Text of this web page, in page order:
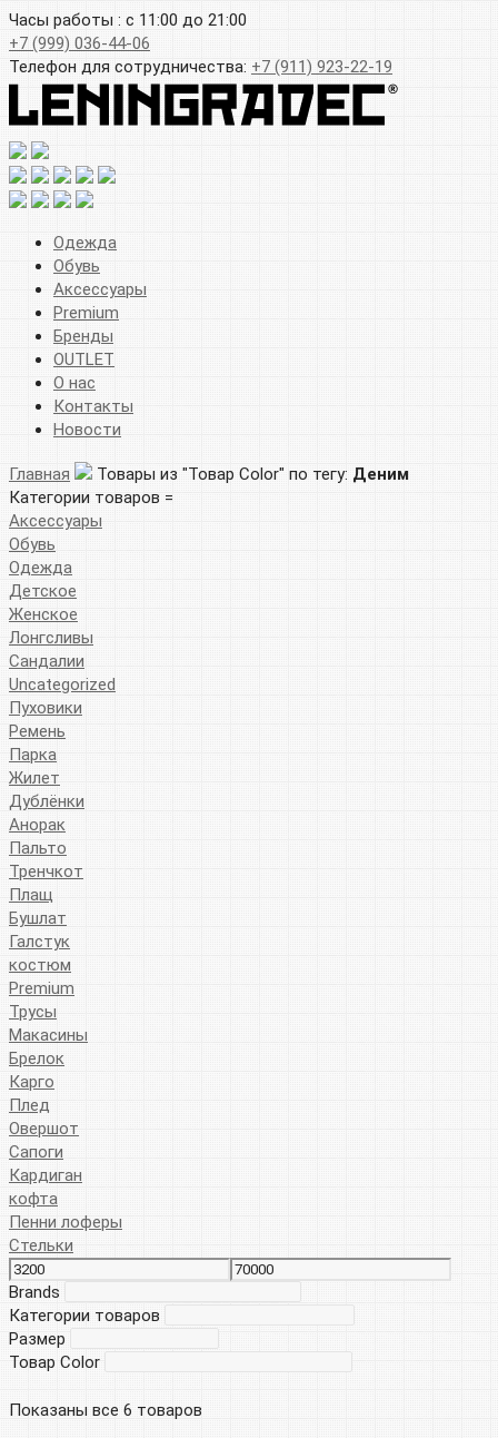
Часы работы : с 11:00 до 21:00
+7 (999) 036-44-06
Телефон для сотрудничества: +7 (911) 923-22-19
Одежда
Обувь
Аксессуары
Premium
Бренды
OUTLET
О нас
Контакты
Новости
Главная Товары из "Товар Color" по тегу: Деним
Категории товаров =
Аксессуары
Обувь
Одежда
Детское
Женское
Лонгсливы
Сандалии
Uncategorized
Пуховики
Ремень
Парка
Жилет
Дублёнки
Анорак
Пальто
Тренчкот
Плащ
Бушлат
Галстук
костюм
Premium
Трусы
Макасины
Брелок
Карго
Плед
Овершот
Сапоги
Кардиган
кофта
Пенни лоферы
Стельки
Brands
Категории товаров
Размер
Товар Color
Показаны все 6 товаров